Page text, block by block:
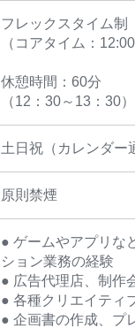
フレックスタイム制
（コアタイム：
休憩時間：60分
（12：30～13：30）
土日祝（カレンダー
原則禁煙
● ゲームやアプリな
ション業務の経験
● 広告代理店、制作
● 各種クリエイティ
● 企画書の作成、プ